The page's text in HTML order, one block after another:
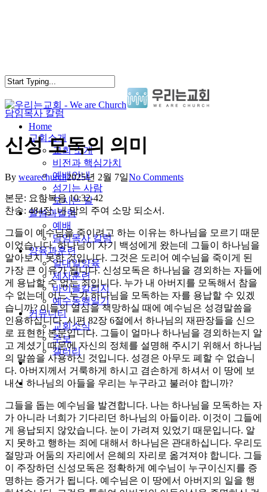
search
Menu
Home
교회소개
교회 소개
비전과 핵심가치
예배안내
섬기는 사람
오시는 길
말씀과칼럼
예배
담임목사 칼럼
양육과훈련
일대일양육
제자훈련
바이블칼리지
예수동행일기
커뮤니티
교회소식
주보
갤러리
youtube
soundcloud
search
담임목사 칼럼
신성 모독의 의미
By wearechurch2025년 2월 7일No Comments
본문: 요한복음 10:32-42
찬송: 484장. 내 맘의 주여 소망 되소서.
그들이 예수님을 죽이려고 하는 이유는 하나님을 모르기 때문
이었습니다. 하나님이 자기 백성에게 왔는데 그들이 하나님을
알아보지 못한 것입니다. 그것은 도리어 예수님을 죽이게 된
가장 큰 이유가 됩니다. 신성모독은 하나님을 경외하는 자들에
게 용납할 수 없는 죄입니다. 누가 내 아버지를 모독해서 참을
수 없는데 어느 누가 하나님을 모독하는 자를 용납할 수 있겠
습니까? 이들의 열심을 책망하실 때에 예수님은 성경말씀을
인용하십니다. 시편 82장 6절에서 하나님의 재판장들을 신으
로 표현한 본문입니다. 그들이 얼마나 하나님을 경외하는지 알
고 계셨기 때문에 자신의 정체를 설명해 주시기 위해서 하나님
의 말씀을 사용하신 것입니다. 성경은 아무도 폐할 수 없습니
다. 아버지께서 거룩하게 하시고 겸손하게 하셔서 이 땅에 보
내신 하나님의 아들을 우리는 누구라고 불러야 합니까?
그들을 돕는 예수님을 발견합니다. 나는 하나님을 모독하는 자
가 아니라 너희가 기다리던 하나님의 아들이라. 이것이 그들에
게 용납되지 않았습니다. 눈이 가려져 있었기 때문입니다. 알
지 못하고 행하는 죄에 대해서 하나님은 관대하십니다. 우리도
절망과 어둠의 자리에서 은혜의 자리로 옮겨져야 합니다. 그들
이 주장하던 신성모독은 정확하게 예수님이 누구이신지를 증
명하는 증거가 됩니다. 예수님은 이 땅에서 아버지의 일을 행